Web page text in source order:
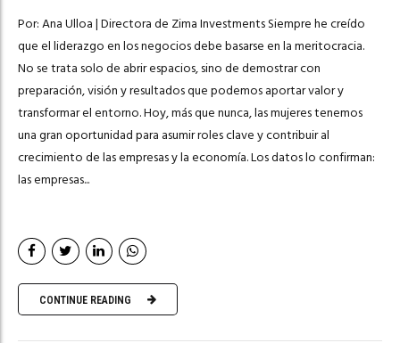
Por: Ana Ulloa | Directora de Zima Investments Siempre he creído
que el liderazgo en los negocios debe basarse en la meritocracia.
No se trata solo de abrir espacios, sino de demostrar con
preparación, visión y resultados que podemos aportar valor y
transformar el entorno. Hoy, más que nunca, las mujeres tenemos
una gran oportunidad para asumir roles clave y contribuir al
crecimiento de las empresas y la economía. Los datos lo confirman:
las empresas...
CONTINUE READING